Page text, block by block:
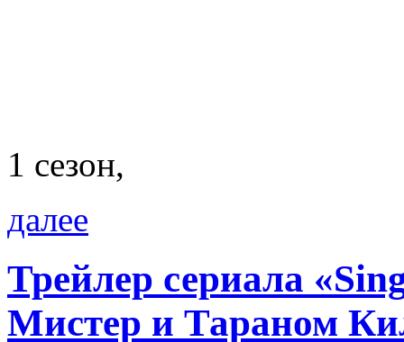
1 сезон,
далее
Трейлер сериала
Мистер и Тараном